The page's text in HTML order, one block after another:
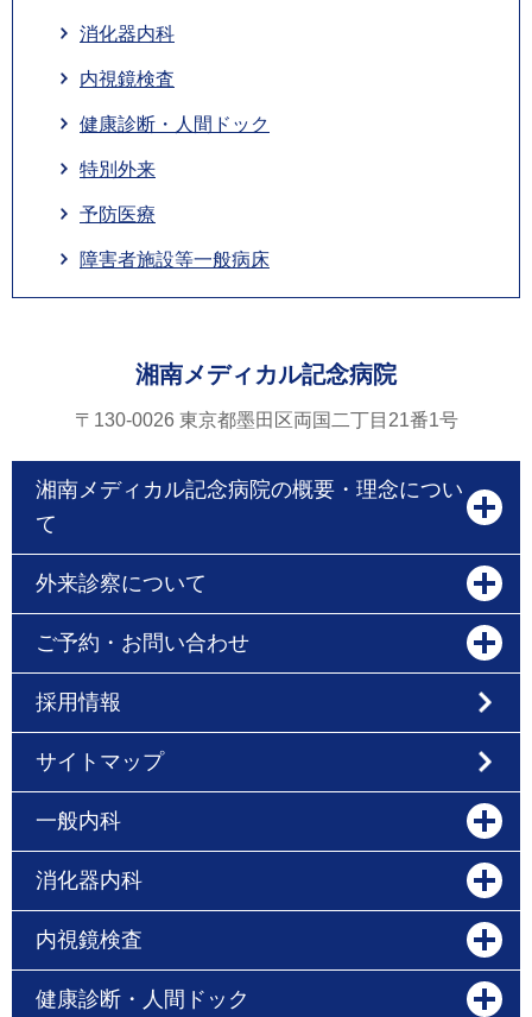
消化器内科
内視鏡検査
健康診断・人間ドック
特別外来
予防医療
障害者施設等一般病床
湘南メディカル記念病院
〒130-0026 東京都墨田区両国二丁目21番1号
湘南メディカル記念病院の概要・理念につい
て
外来診察について
ご予約・お問い合わせ
採用情報
サイトマップ
一般内科
消化器内科
内視鏡検査
健康診断・人間ドック